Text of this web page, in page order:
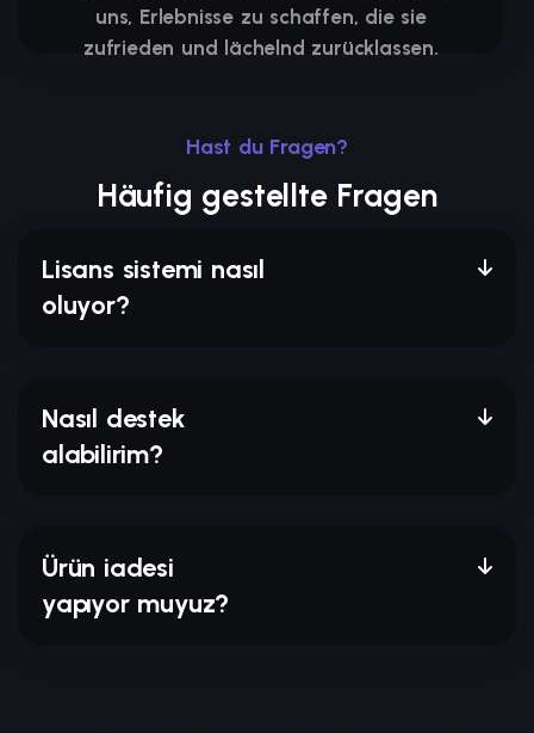
uns, Erlebnisse zu schaffen, die sie
zufrieden und lächelnd zurücklassen.
Hast du Fragen?
Häufig gestellte Fragen
Lisans sistemi nasıl
oluyor?
Nasıl destek
alabilirim?
Ürün iadesi
yapıyor muyuz?